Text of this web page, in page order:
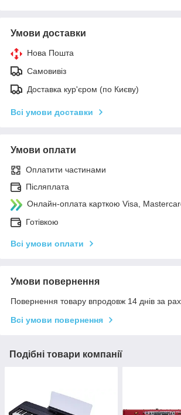
Умови доставки
Нова Пошта
Самовивіз
Доставка кур'єром (по Києву)
Всі умови доставки
Умови оплати
Оплатити частинами
Післяплата
Онлайн-оплата карткою Visa,
Готівкою
Всі умови оплати
Умови повернення
Повернення товару впродовж 14 днів за
Всі умови повернення
Подібні товари компанії